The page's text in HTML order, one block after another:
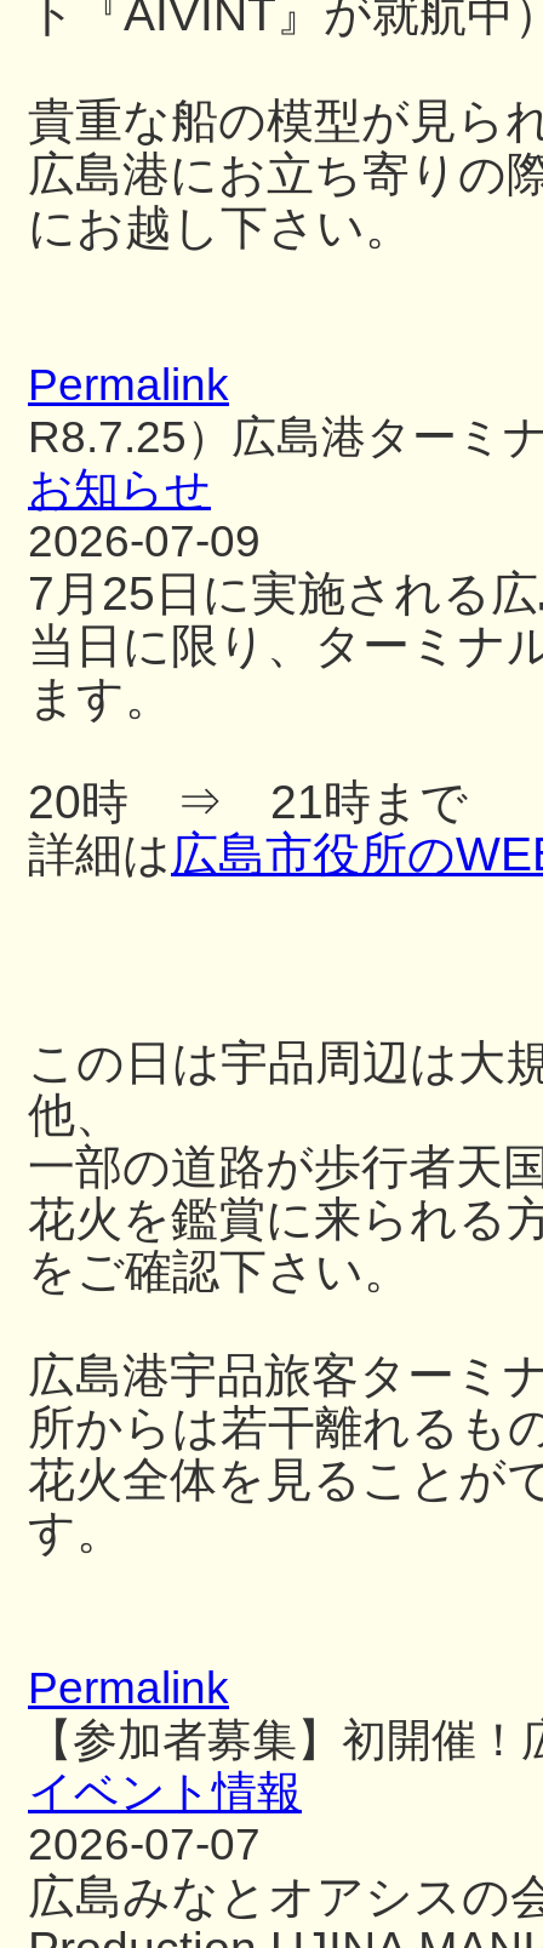
ト『AIVINT』が就航中
貴重な船の模型が見ら
広島港にお立ち寄りの
にお越し下さい。
Permalink
R8.7.25）広島港ターミ
お知らせ
2026-07-09
7月25日に実施される
当日に限り、ターミナ
ます。
20時 ⇒ 21時まで
詳細は広島市役所の
この日は宇品周辺は大
他、
一部の道路が歩行者天
花火を鑑賞に来られる
をご確認下さい。
広島港宇品旅客ターミ
所からは若干離れるも
花火全体を見ることが
す。
Permalink
【参加者募集】初開催
イベント情報
2026-07-07
広島みなとオアシスの